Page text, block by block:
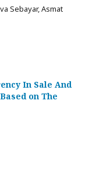
Sebayar, Asmat
In Sale And
on The